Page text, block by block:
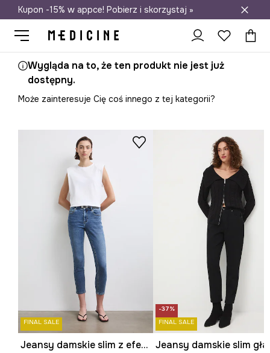
Darmowa dostawa do salonów
Kupon -15% w appce! Pobierz i skorzystaj »
Wygląda na to, że ten produkt nie jest już
dostępny.
Może zainteresuje Cię coś innego z tej kategorii?
FINAL SALE
Jeansy damskie slim z efektem sprania kolor niebieski
-37%
FINAL SALE